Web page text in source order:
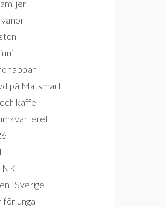
appar
på Matsmart
kaffe
NK
i Sverige
för unga